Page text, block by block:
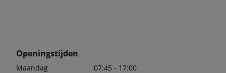
Openingstijden
Maandag
07:45 - 17:00